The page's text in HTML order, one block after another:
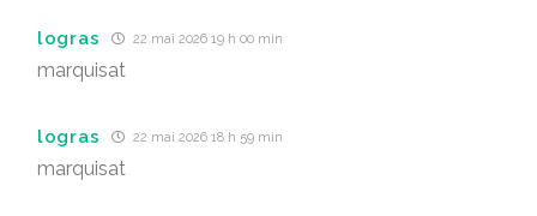
logras 22 mai 2026 19 h 00 min
marquisat
logras 22 mai 2026 18 h 59 min
marquisat